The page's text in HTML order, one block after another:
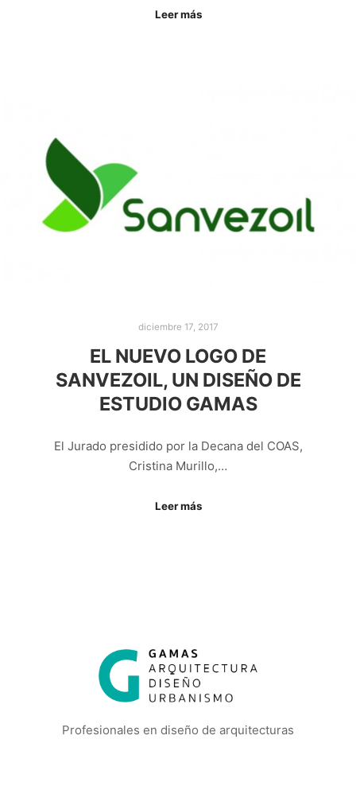
Leer más
diciembre 17, 2017
EL NUEVO LOGO DE
SANVEZOIL, UN DISEÑO DE
ESTUDIO GAMAS
El Jurado presidido por la Decana del COAS,
Cristina Murillo,…
Leer más
Profesionales en diseño de arquitecturas